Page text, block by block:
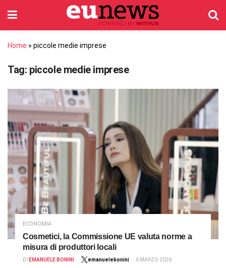
Home » piccole medie imprese
Tag: piccole medie imprese
ECONOMIA
Cosmetici, la Commissione UE valuta norme a
misura di produttori locali
DI EMANUELE BONINI emanuelebonini 6 MARZO 2026